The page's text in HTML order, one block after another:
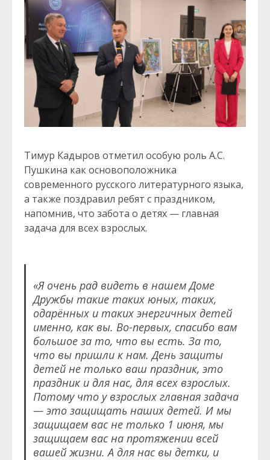
Тимур Кадыров отметил особую роль А.С.
Пушкина как основоположника
современного русского литературного языка,
а также поздравил ребят с праздником,
напомнив, что забота о детях — главная
задача для всех взрослых.
«Я очень рад видеть в нашем Доме
Дружбы такие таких юных, таких,
одарённых и таких энергичных детей
именно, как вы. Во-первых, спасибо вам
большое за то, что вы есть. За то,
что вы пришли к нам. День защиты
детей не только ваш праздник, это
праздник и для нас, для всех взрослых.
Потому что у взрослых главная задача
— это защищать наших детей. И мы
защищаем вас не только 1 июня, мы
защищаем вас на протяжении всей
вашей жизни. А для нас вы детки, и